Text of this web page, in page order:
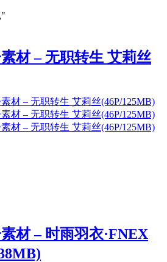
素材 – 无职转生 艾莉丝
材 – 时雨羽衣·FNEX